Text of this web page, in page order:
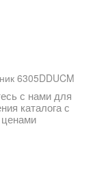
6305DDUCM
с нами для
каталога с
ценами